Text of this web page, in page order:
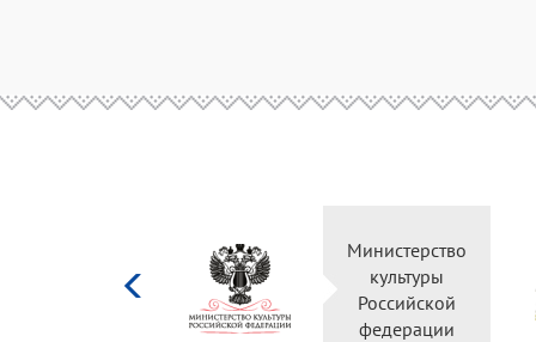
Министерство
культуры
Российской
федерации